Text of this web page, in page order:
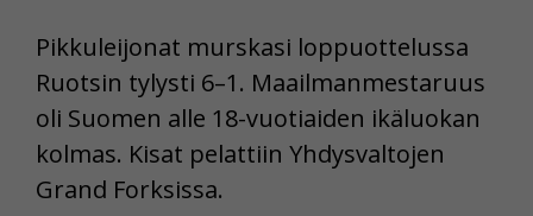
Pikkuleijonat murskasi loppuottelussa
Ruotsin tylysti 6–1. Maailmanmestaruus
oli Suomen alle 18-vuotiaiden ikäluokan
kolmas. Kisat pelattiin Yhdysvaltojen
Grand Forksissa.